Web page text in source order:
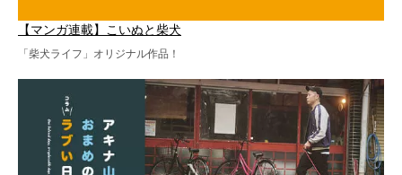
【マンガ連載】こいぬと柴犬
「柴犬ライフ」オリジナル作品！